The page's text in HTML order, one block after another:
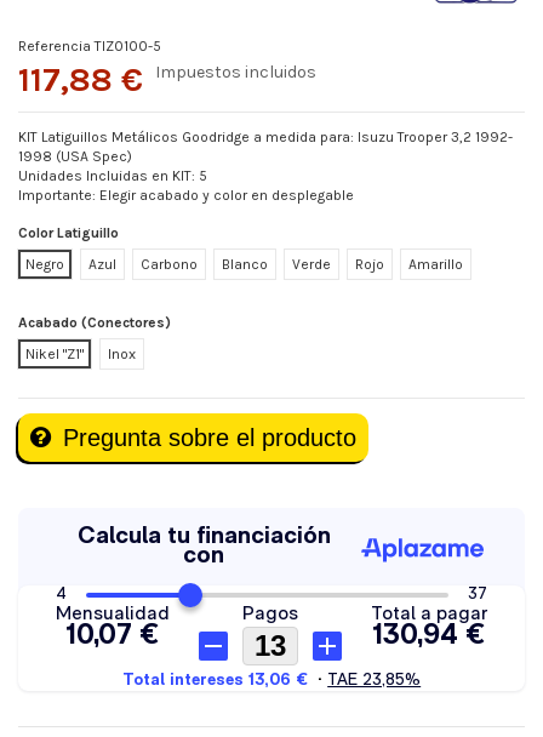
Referencia TIZ0100-5
117,88 € Impuestos incluidos
KIT Latiguillos Metálicos Goodridge a medida para: Isuzu Trooper 3,2 1992-
1998 (USA Spec)
Unidades Incluidas en KIT: 5
Importante: Elegir acabado y color en desplegable
Color Latiguillo
Negro
Azul Carbono Blanco Verde Rojo Amarillo
Acabado (Conectores)
Nikel "Z1"
Inox
Pregunta sobre el producto